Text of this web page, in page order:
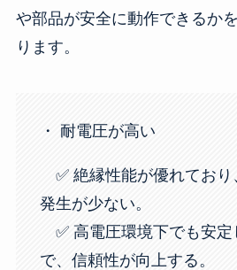
や部品が安全に動作できるか
ります。
・ 耐電圧が高い
✅ 絶縁性能が優れており
発生が少ない。
✅ 高電圧環境下でも安定
で、信頼性が向上する。